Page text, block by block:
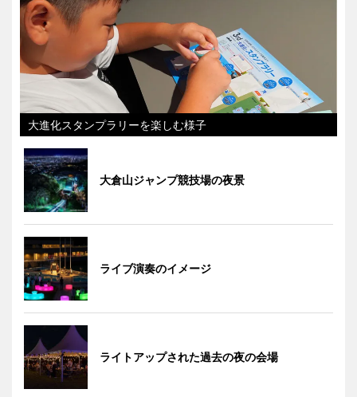
大進化スタンプラリーを楽しむ様子
大倉山ジャンプ競技場の夜景
ライブ演奏のイメージ
ライトアップされた過去の夜の会場